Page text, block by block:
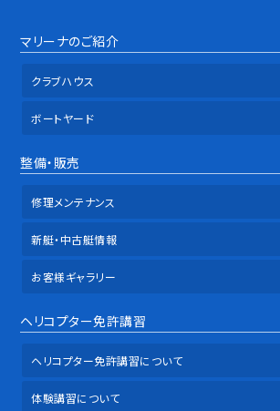
マリーナのご紹介
クラブハウス
ボートヤード
整備・販売
修理メンテナンス
新艇・中古艇情報
お客様ギャラリー
ヘリコプター免許講習
ヘリコプター免許講習について
体験講習について